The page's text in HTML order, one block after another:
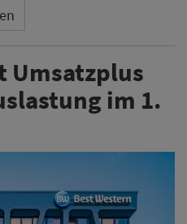
Umsatzplus
im 1.